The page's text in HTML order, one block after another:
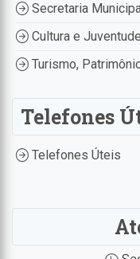
Secretaria
Cultura e Juventude
Turismo,
Telefones
Telefones Úteis